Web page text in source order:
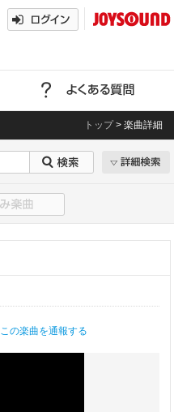
トップ> 楽曲詳細
この楽曲を通報する